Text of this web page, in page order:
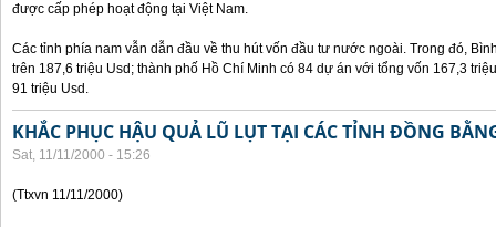
được cấp phép hoạt động tại Việt Nam.
Các tỉnh phía nam vẫn dẫn đầu về thu hút vốn đầu tư nước ngoài. Trong đó,
trên 187,6 triệu Usd; thành phố Hồ Chí Minh có 84 dự án với tổng vốn 167,3
91 triệu Usd.
KHẮC PHỤC HẬU QUẢ LŨ LỤT TẠI CÁC TỈNH ĐỒNG
Sat, 11/11/2000 - 15:26
(Ttxvn 11/11/2000)